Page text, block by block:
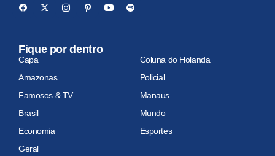
Fique por dentro
Capa
Coluna do Holanda
Amazonas
Policial
Famosos & TV
Manaus
Brasil
Mundo
Economia
Esportes
Geral